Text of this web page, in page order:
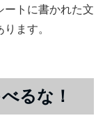
ートに書かれた文
ます。
るな！